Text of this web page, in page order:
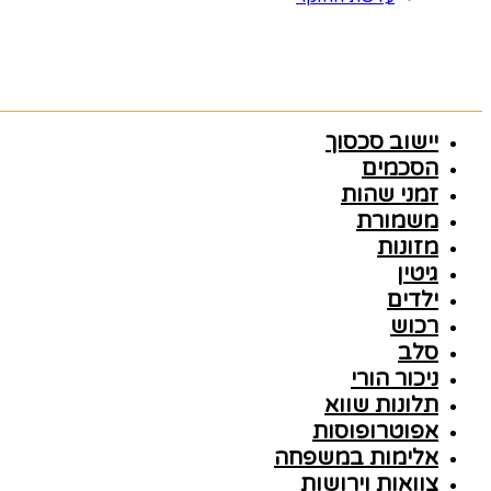
יישוב סכסוך
הסכמים
זמני שהות
משמורת
מזונות
גיטין
ילדים
רכוש
סלב
ניכור הורי
תלונות שווא
אפוטרופוסות
אלימות במשפחה
צוואות וירושות